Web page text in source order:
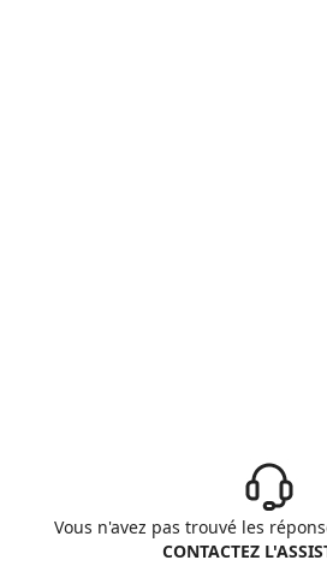
Vous n'avez pas trouvé les
CONTACTEZ